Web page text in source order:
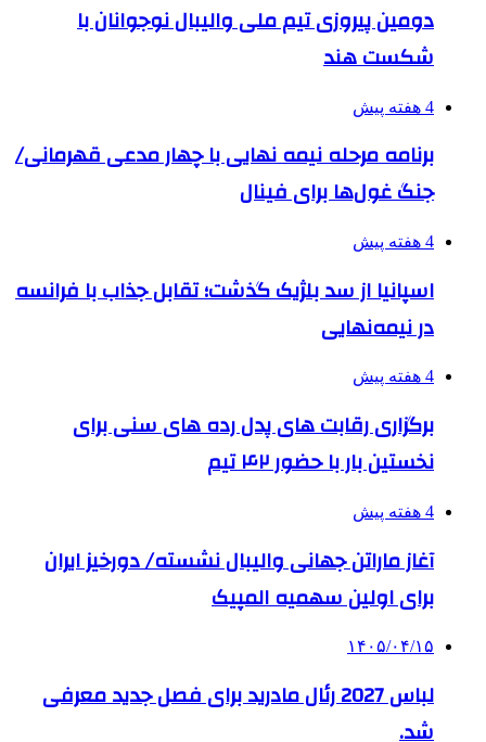
دومین پیروزی تیم ملی والیبال نوجوانان با
شکست هند
4 هفته پیش
برنامه مرحله نیمه نهایی با چهار مدعی قهرمانی/
جنگ غول‌ها برای فینال
4 هفته پیش
اسپانیا از سد بلژیک گذشت؛ تقابل جذاب با فرانسه
در نیمه‌نهایی
4 هفته پیش
برگزاری رقابت های پدل رده های سنی برای
نخستین بار با حضور ۴۲ تیم
4 هفته پیش
آغاز ماراتن جهانی والیبال نشسته/ دورخیز ایران
برای اولین سهمیه المپیک
۱۴۰۵/۰۴/۱۵
لباس 2027 رئال مادرید برای فصل جدید معرفی
شد.